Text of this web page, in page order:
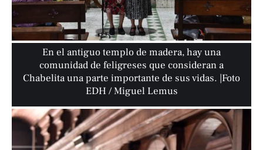
En el antiguo templo de madera, hay una
comunidad de feligreses que consideran a
Chabelita una parte importante de sus vidas. |Foto
EDH / Miguel Lemus